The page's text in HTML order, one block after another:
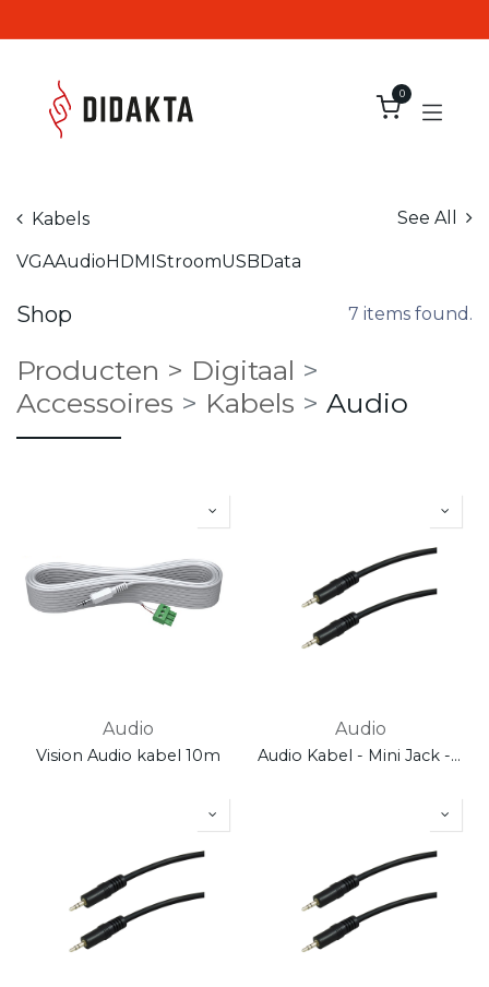
0
Kabels See All
VGAAudioHDMIStroomUSBData
Shop 7 items found.
Producten > Digitaal >
Accessoires > Kabels > Audio
Audio
Vision Audio kabel 10m
Audio
Audio Kabel - Mini Jack - 5m